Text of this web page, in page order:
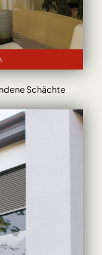
Schächte